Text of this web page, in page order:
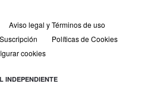
Aviso legal y Términos de uso
Políticas de Cookies
cookies
INDEPENDIENTE